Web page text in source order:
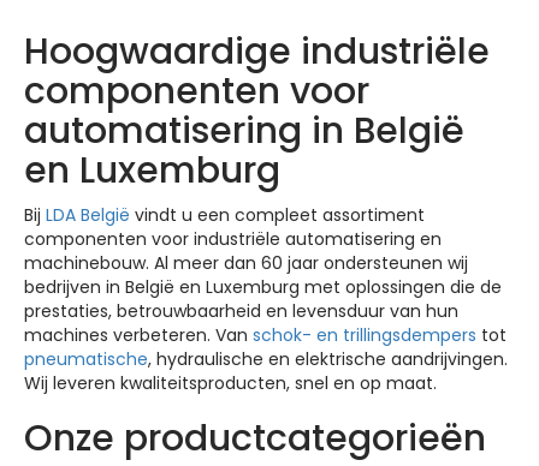
Hoogwaardige industriële
componenten voor
automatisering in België
en Luxemburg
Bij LDA België vindt u een compleet assortiment
componenten voor industriële automatisering en
machinebouw. Al meer dan 60 jaar ondersteunen wij
bedrijven in België en Luxemburg met oplossingen die de
prestaties, betrouwbaarheid en levensduur van hun
machines verbeteren. Van schok- en trillingsdempers tot
pneumatische, hydraulische en elektrische aandrijvingen.
Wij leveren kwaliteitsproducten, snel en op maat.
Onze productcategorieën